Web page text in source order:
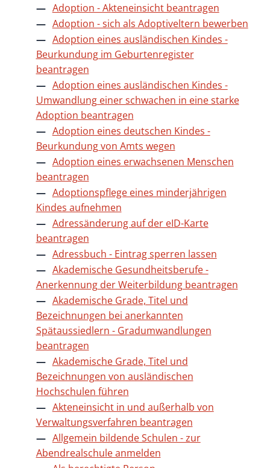
Adoption - Akteneinsicht beantragen
Adoption - sich als Adoptiveltern bewerben
Adoption eines ausländischen Kindes -
Beurkundung im Geburtenregister
beantragen
Adoption eines ausländischen Kindes -
Umwandlung einer schwachen in eine starke
Adoption beantragen
Adoption eines deutschen Kindes -
Beurkundung von Amts wegen
Adoption eines erwachsenen Menschen
beantragen
Adoptionspflege eines minderjährigen
Kindes aufnehmen
Adressänderung auf der eID-Karte
beantragen
Adressbuch - Eintrag sperren lassen
Akademische Gesundheitsberufe -
Anerkennung der Weiterbildung beantragen
Akademische Grade, Titel und
Bezeichnungen bei anerkannten
Spätaussiedlern - Gradumwandlungen
beantragen
Akademische Grade, Titel und
Bezeichnungen von ausländischen
Hochschulen führen
Akteneinsicht in und außerhalb von
Verwaltungsverfahren beantragen
Allgemein bildende Schulen - zur
Abendrealschule anmelden